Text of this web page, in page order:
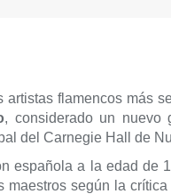
flamencos más
, considerado un nuevo
del Carnegie Hall de
española a la edad de
según la